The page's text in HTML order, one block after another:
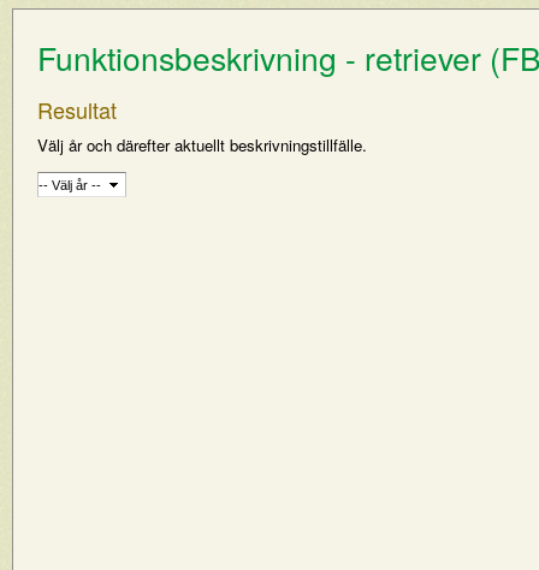
Funktionsbeskrivning - retriever
Resultat
Välj år och därefter aktuellt beskrivningstillfälle.